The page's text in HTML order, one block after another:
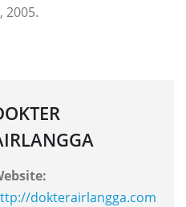
2005.
dokterairlangga.com